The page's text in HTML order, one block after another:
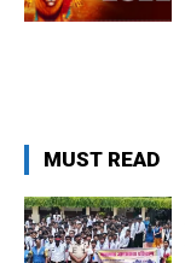
MUST READ